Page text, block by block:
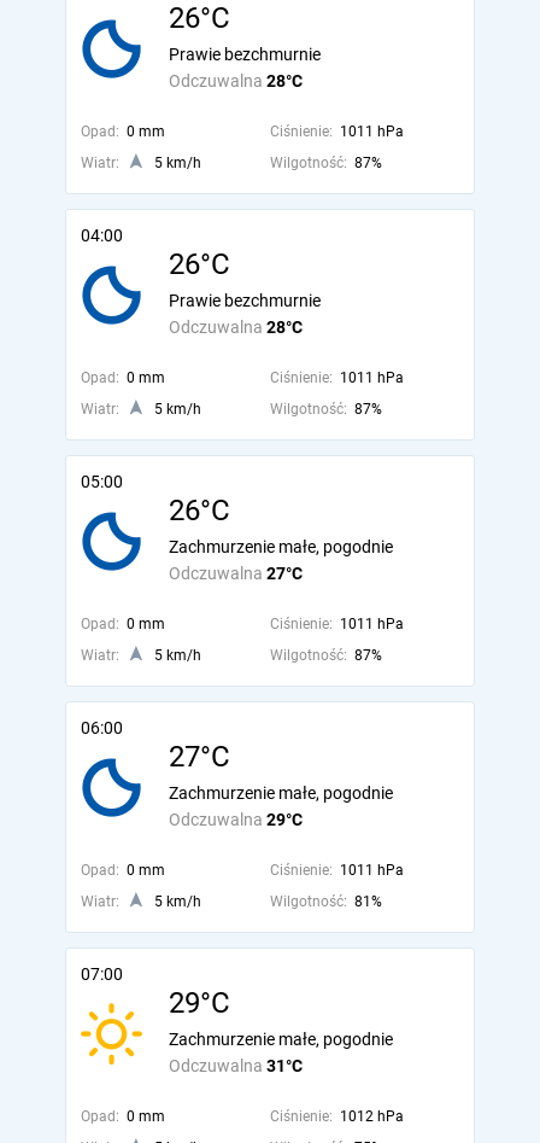
26°C
Odczuwalna 28°C
Prawie bezchmurnie
Opad: 0 mm Ciśnienie: 1011 hPa
Wiatr:
5 km/h Wilgotność: 87%
04:00
26°C
Odczuwalna 28°C
Prawie bezchmurnie
Opad: 0 mm Ciśnienie: 1011 hPa
Wiatr:
5 km/h Wilgotność: 87%
05:00
26°C
Odczuwalna 27°C
Zachmurzenie małe, pogodnie
Opad: 0 mm Ciśnienie: 1011 hPa
Wiatr:
5 km/h Wilgotność: 87%
06:00
27°C
Odczuwalna 29°C
Zachmurzenie małe, pogodnie
Opad: 0 mm Ciśnienie: 1011 hPa
Wiatr:
5 km/h Wilgotność: 81%
07:00
29°C
Odczuwalna 31°C
Zachmurzenie małe, pogodnie
Opad: 0 mm Ciśnienie: 1012 hPa